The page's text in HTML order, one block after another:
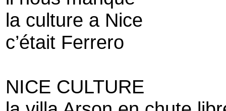
la culture a Nice
c’était Ferrero
NICE CULTURE